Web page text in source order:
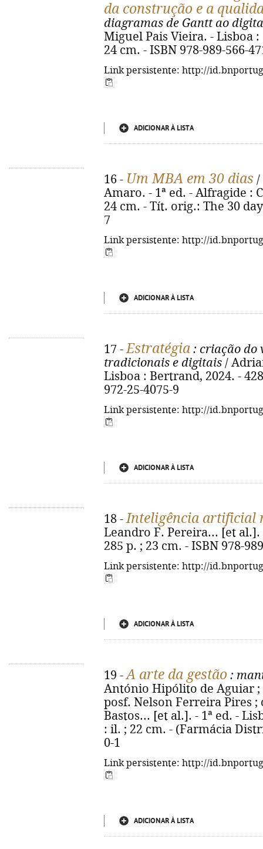
da construção e a
diagramas de Gantt ao
Miguel Pais Vieira. - Lisboa
24 cm. - ISBN 978-989-566-
Link persistente: http://
ADICIONAR À LISTA
16 - Um MBA em 30 dias /
Amaro. - 1ª ed. - Alfragide :
24 cm. - Tít. orig.: The 30
7
Link persistente: http://
ADICIONAR À LISTA
17 -Estratégia : criação do
tradicionais e digitais /
Lisboa : Bertrand, 2024. -
972-25-4075-9
Link persistente: http://
ADICIONAR À LISTA
18 -Inteligência artificial
Leandro F. Pereira... [et al.].
285 p. ; 23 cm. - ISBN 978-
Link persistente: http://
ADICIONAR À LISTA
19 -A arte da gestão :
António Hipólito de Aguiar ;
posf. Nelson Ferreira Pires
Bastos... [et al.]. - 1ª ed. -
: il. ; 22 cm. - (Farmácia
0-1
Link persistente: http://
ADICIONAR À LISTA